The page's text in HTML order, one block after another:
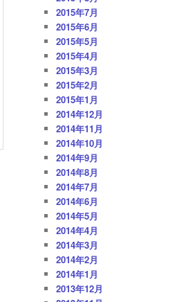
2015年7月
2015年6月
2015年5月
2015年4月
2015年3月
2015年2月
2015年1月
2014年12月
2014年11月
2014年10月
2014年9月
2014年8月
2014年7月
2014年6月
2014年5月
2014年4月
2014年3月
2014年2月
2014年1月
2013年12月